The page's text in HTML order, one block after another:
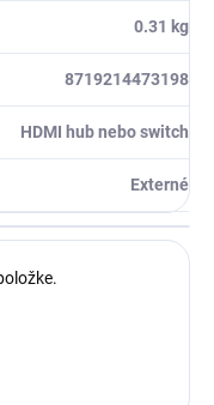
0.31 kg
8719214473198
HDMI hub nebo switch
Externé